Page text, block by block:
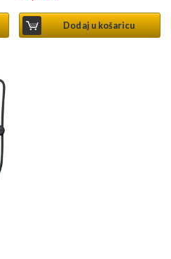
Dodaj u košaricu